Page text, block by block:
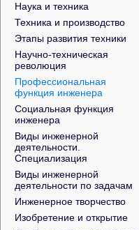
Наука и техника
Техника и производство
Этапы развития техники
Научно-техническая
революция
Профессиональная
функция инженера
Социальная функция
инженера
Виды инженерной
деятельности.
Специализация
Виды инженерной
деятельности по задачам
Инженерное творчество
Изобретение и открытие